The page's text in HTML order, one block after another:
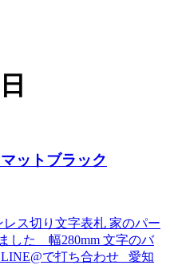
ットブラック
ス切り文字表札 家のパー
した 幅280mm 文字のバ
で打ち合わせ 愛知